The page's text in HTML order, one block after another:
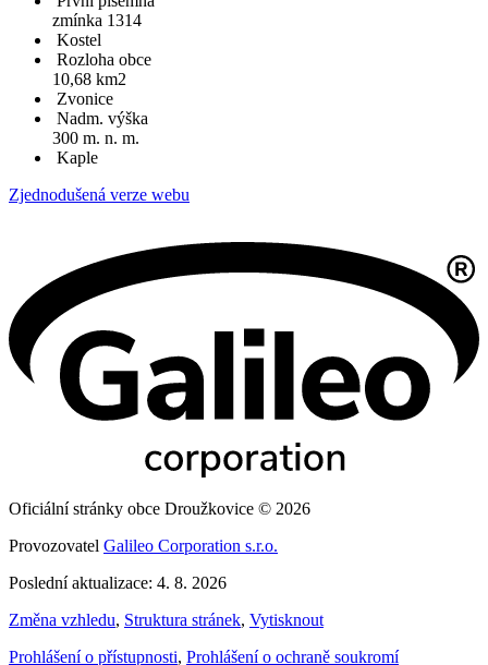
zmínka 1314
Kostel
Rozloha obce
10,68 km2
Zvonice
Nadm. výška
300 m. n. m.
Kaple
Zjednodušená verze webu
Oficiální stránky obce Droužkovice © 2026
Provozovatel Galileo Corporation s.r.o.
Poslední aktualizace: 4. 8. 2026
Změna vzhledu, Struktura stránek, Vytisknout
Prohlášení o přístupnosti, Prohlášení o ochraně soukromí